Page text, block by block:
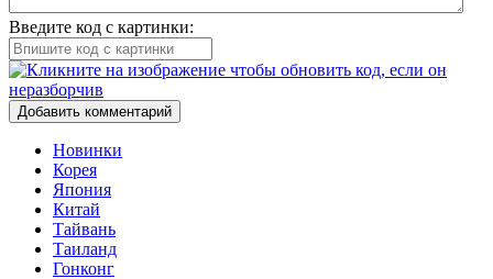
Введите код с картинки:
Добавить комментарий
Новинки
Корея
Япония
Китай
Тайвань
Таиланд
Гонконг